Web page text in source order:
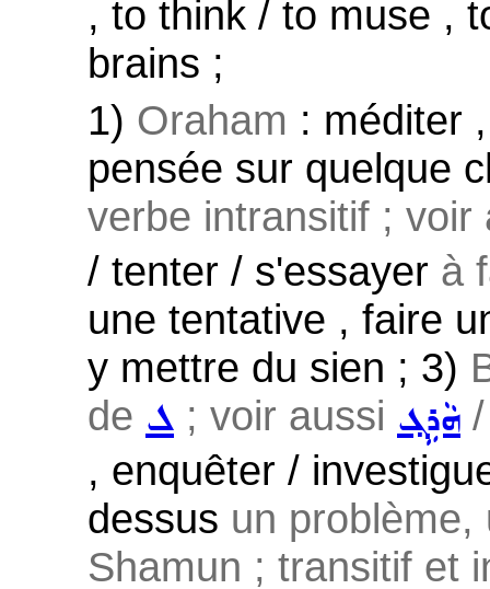
, to think / to muse ,
brains ;
1) Oraham : méditer
pensée sur quelque
verbe intransitif ;
/ tenter / s'essayer à
une tentative , faire
y mettre du sien ; 3)
de ܠ ; voir aussi ܗܵܪܹܓ݂
, enquêter /
dessus un
Shamun ; transitif et